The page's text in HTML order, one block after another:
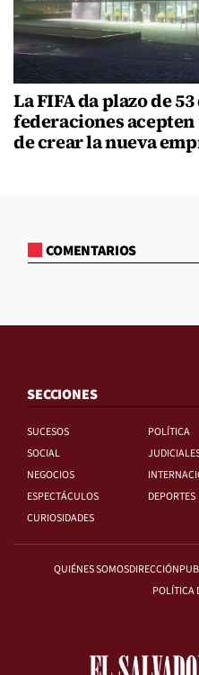
La FIFA da plazo de
federaciones
de crear la nueva
COMENTARIOS
SECCIONES
SUCESOS
POLÍTICA
SOCIAL
NEGOCIOS
ESPECTÁCULOS
DEPORTES
CURIOSIDADES
QUIÉNES SOMOSDIRECCIÓN
POLÍTICA